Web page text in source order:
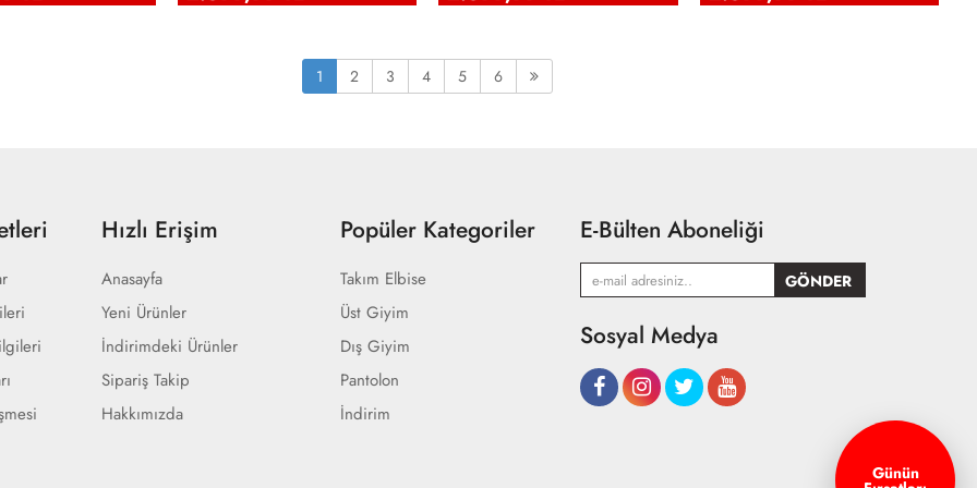
1 2 3 4 5 6
Hızlı Erişim
Anasayfa
Yeni Ürünler
İndirimdeki Ürünler
Sipariş Takip
Hakkımızda
Popüler Kategoriler
Takım Elbise
Üst Giyim
Dış Giyim
Pantolon
İndirim
E-Bülten Aboneliği
Sosyal Medya
Günün